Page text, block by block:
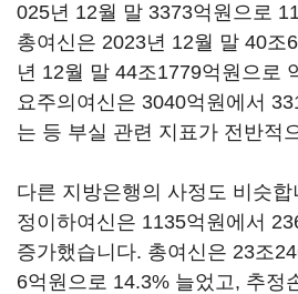
025년 12월 말 3373억원으로
총여신은 2023년 12월 말 40조
년 12월 말 44조1779억원으로
요주의여신은 3040억원에서
는 등 부실 관련 지표가 전반적
다른 지방은행의 사정도 비슷
정이하여신은 1135억원에서
증가했습니다. 총여신은 23조
6억원으로 14.3% 늘었고, 추정